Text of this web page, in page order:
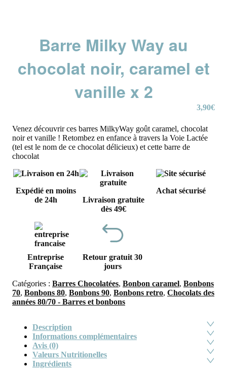
Barre Milky Way au
chocolat noir, caramel et
vanille x 2
3,90€
Venez découvrir ces barres MilkyWay goût caramel, chocolat
noir et vanille ! Retombez en enfance à travers la Voie Lactée
(tel est le nom de ce chocolat délicieux) et cette barre de
chocolat
Expédié en moins
de 24h
Livraison gratuite
dès 49€
Achat sécurisé
Entreprise
Française
Retour gratuit 30
jours
Catégories : Barres Chocolatées, Bonbon caramel, Bonbons
70, Bonbons 80, Bonbons 90, Bonbons retro, Chocolats des
années 80/70 - Barres et bonbons
Description
Informations complémentaires
Avis (0)
Valeurs Nutritionelles
Ingrédients